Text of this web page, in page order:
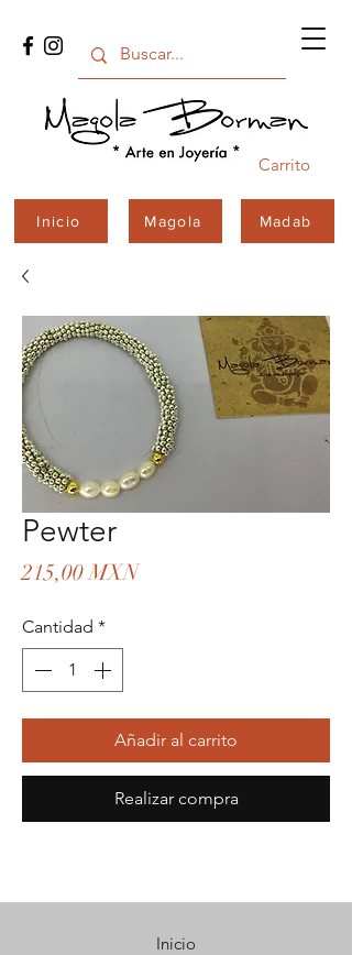
Carrito
Inicio Magola Madab
Pewter
215,00 MXNPrecio
Cantidad *
Añadir al carrito
Realizar compra
Inicio